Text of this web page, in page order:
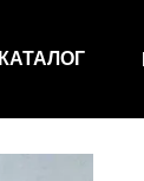
КАТАЛОГ